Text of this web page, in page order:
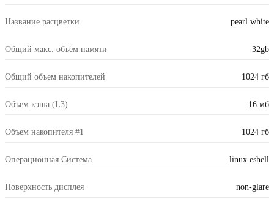
Название расцветки pearl white
Общий макс. объём памяти 32gb
Общий объем накопителей 1024 гб
Объем кэша (L3) 16 мб
Объем накопителя #1 1024 гб
Операционная Система linux eshell
Поверхность дисплея non-glare